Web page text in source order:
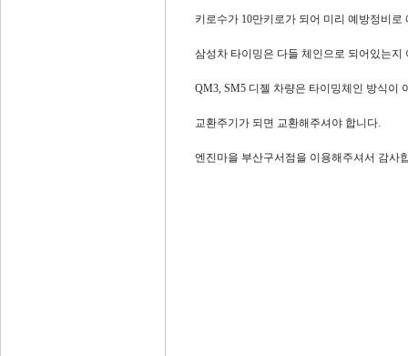
키로수가 10만키로가 되어 미리 예방정비
삼성차 타이밍은 다들 체인으로 되어있는지
QM3, SM5 디젤 차량은 타이밍체인 방식이
교환주기가 되면 교환해주셔야 합니다.
엔진마을 부산구서점을 이용해주셔서 감사